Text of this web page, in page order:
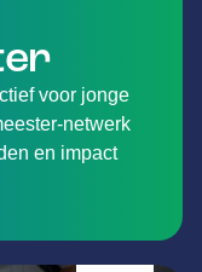
voor jonge
netwerk
en impact